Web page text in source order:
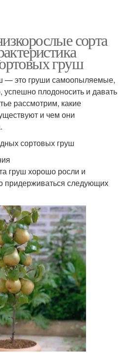
сорта
груш
— это груши самоопыляемые,
успешно плодоносить и давать
рассмотрим, какие
и чем они
сортовых груш
груш хорошо росли и
придерживаться следующих